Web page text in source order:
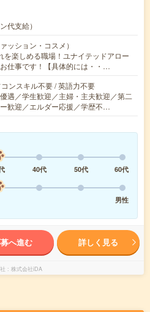
代支給）
ッション・コスメ）
を楽しめる職場！ユナイテッドアロー
仕事です！【具体的には・・…
ンスキル不要 / 英語力不要
遇／学生歓迎／主婦・主夫歓迎／第二
歓迎／エルダー応援／学歴不…
40代 50代
60代
男性
へ進む 詳しく見る
株式会社iDA